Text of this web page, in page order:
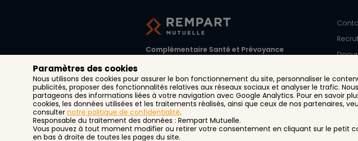
Complémentaire Santé et Prévoyance
31072 Toulouse Cedex 6
Paramètres des cookies
Nous utilisons des cookies pour assurer le bon fonctionnement du site, personnaliser le
publicités, proposer des fonctionnalités relatives aux réseaux sociaux et analyser le trafic. Nous
partageons des informations liées à votre navigation avec Google Analytics. Pour en savoir
cookies, les données utilisées et les traitements réalisés, ainsi que ceux de nos partenaires,
consulter notre politique de confidentialité.
Responsable du traitement des données : Rempart Mutuelle.
Vous pouvez à tout moment modifier ou retirer votre consentement en cliquant sur le petit
en bas à droite de toutes les pages du site.